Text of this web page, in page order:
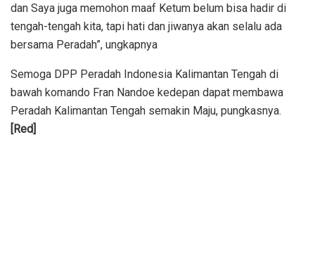
dan Saya juga memohon maaf Ketum belum bisa hadir di
tengah-tengah kita, tapi hati dan jiwanya akan selalu ada
bersama Peradah”, ungkapnya
Semoga DPP Peradah Indonesia Kalimantan Tengah di
bawah komando Fran Nandoe kedepan dapat membawa
Peradah Kalimantan Tengah semakin Maju, pungkasnya.
[Red]